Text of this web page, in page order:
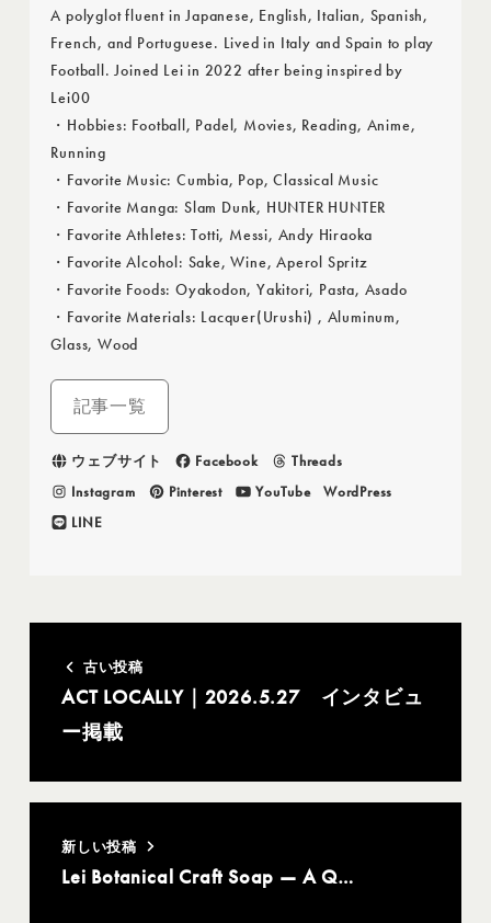
A polyglot fluent in Japanese, English, Italian, Spanish,
French, and Portuguese. Lived in Italy and Spain to play
Football. Joined Lei in 2022 after being inspired by
Lei00
・Hobbies: Football, Padel, Movies, Reading, Anime,
Running
・Favorite Music: Cumbia, Pop, Classical Music
・Favorite Manga: Slam Dunk, HUNTER HUNTER
・Favorite Athletes: Totti, Messi, Andy Hiraoka
・Favorite Alcohol: Sake, Wine, Aperol Spritz
・Favorite Foods: Oyakodon, Yakitori, Pasta, Asado
・Favorite Materials: Lacquer(Urushi) , Aluminum,
Glass, Wood
記事一覧
ウェブサイト Facebook
Threads
Instagram
Pinterest YouTube
WordPress
LINE
古い投稿
ACT LOCALLY｜2026.5.27 インタビュ
ー掲載
新しい投稿
Lei Botanical Craft Soap — A Q…